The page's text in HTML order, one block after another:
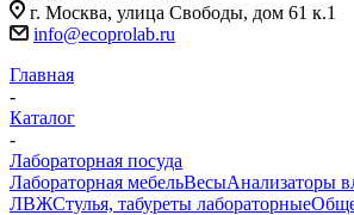
г. Москва, улица Свободы, дом 61 к.1
info@ecoprolab.ru
Главная
-
Каталог
-
Лабораторная посуда
Лабораторная мебельВесыАнализаторы
ЛВЖСтулья, табуреты лабораторные